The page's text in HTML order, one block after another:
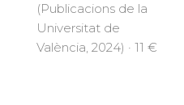
(Publicacions de la
Universitat de
València, 2024) · 11 €